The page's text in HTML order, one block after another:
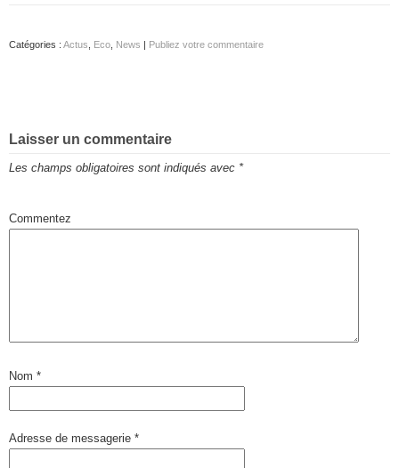
Catégories : Actus Eco News | Publiez votre commentaire
Laisser un commentaire
Les champs obligatoires sont indiqués avec *
Commentez
Nom *
Adresse de messagerie *